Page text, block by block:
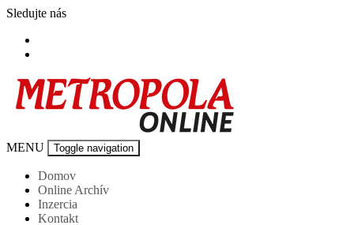
Skip
content
Sledujte nás
Metropola-
MENU Toggle navigation
Domov
Online Archív
Inzercia
Kontakt